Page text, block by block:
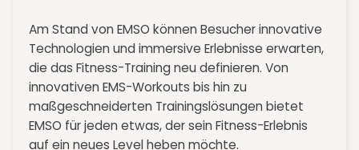
Am Stand von EMSO können Besucher innovative
Technologien und immersive Erlebnisse erwarten,
die das Fitness-Training neu definieren. Von
innovativen EMS-Workouts bis hin zu
maßgeschneiderten Trainingslösungen bietet
EMSO für jeden etwas, der sein Fitness-Erlebnis
auf ein neues Level heben möchte.